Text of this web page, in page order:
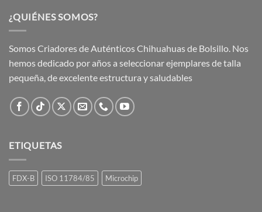
¿QUIÉNES SOMOS?
Somos Criadores de Auténticos Chihuahuas de Bolsillo. Nos
hemos dedicado por años a seleccionar ejemplares de talla
pequeña, de excelente estructura y saludables
ETIQUETAS
FDX-B ISO 11784/85 Microchip